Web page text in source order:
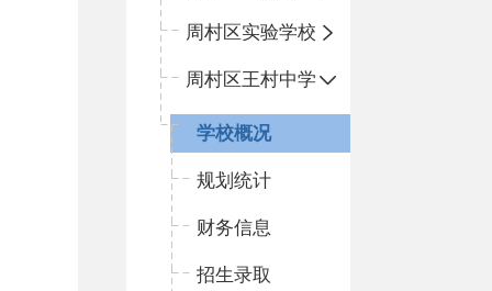
周村区实验学校
周村区王村中学
学校概况
规划统计
财务信息
招生录取